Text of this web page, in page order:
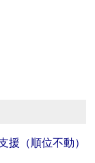
援（順位不動）